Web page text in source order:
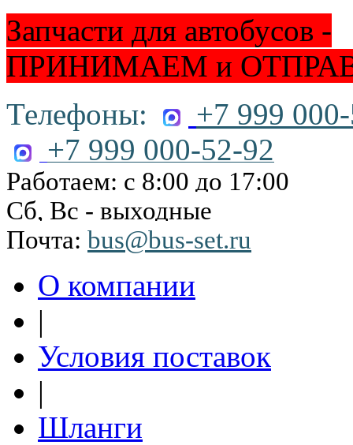
Запчасти для автобусов -
ПРИНИМАЕМ и
Телефоны:
+7 999
+7 999 000-52-92
Работаем: с 8:00 до 17:00
Сб, Вс - выходные
Почта: bus@bus-set.ru
О компании
|
Условия поставок
|
Шланги